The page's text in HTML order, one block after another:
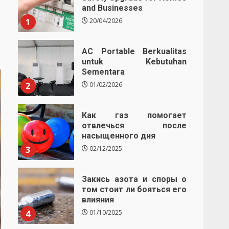
1
and Businesses
20/04/2026
2
AC Portable Berkualitas
untuk Kebutuhan
Sementara
01/02/2026
3
Как газ помогает
отвлечься после
насыщенного дня
02/12/2025
4
Закись азота и споры о
том стоит ли бояться его
влияния
01/10/2025